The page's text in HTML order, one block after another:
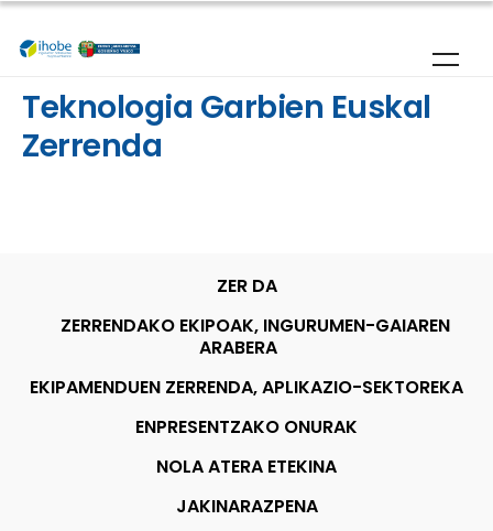
Skip to main content
Teknologia Garbien Euskal
Zerrenda
ZER DA
ZERRENDAKO EKIPOAK, INGURUMEN-GAIAREN
ARABERA
EKIPAMENDUEN ZERRENDA, APLIKAZIO-SEKTOREKA
ENPRESENTZAKO ONURAK
NOLA ATERA ETEKINA
JAKINARAZPENA